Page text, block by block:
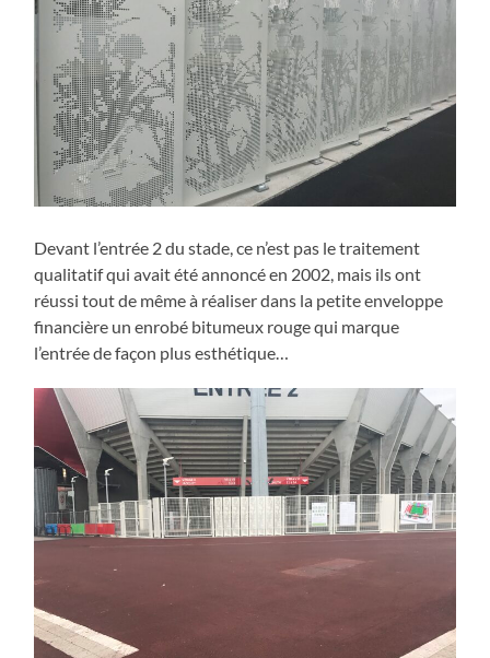
Devant l’entrée 2 du stade, ce n’est pas le traitement
qualitatif qui avait été annoncé en 2002, mais ils ont
réussi tout de même à réaliser dans la petite enveloppe
financière un enrobé bitumeux rouge qui marque
l’entrée de façon plus esthétique…